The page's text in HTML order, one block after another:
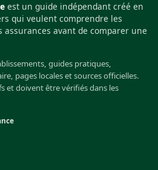
est un guide indépendant créé en
qui veulent comprendre les
assurances avant de comparer une
guides pratiques,
pages locales et sources officielles.
et doivent être vérifiés dans les